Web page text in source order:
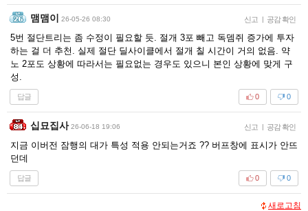
맴맴이 26-05-26 08:30 신고 | 공감 확인
5번 절단트리는 좀 수정이 필요할 듯. 절개 3포 빼고 독뎀쥐 증가에 투자
하는 걸 더 추천. 실제 절단 딜사이클에서 절개 칠 시간이 거의 없음. 약
노 2포도 상황에 따라서는 필요없는 경우도 있으니 본인 상황에 맞게 구
성.
답글 0
0
십묘집사 26-06-18 19:06 신고 | 공감 확인
지금 이버전 잠행의 대가 특성 적용 안되는거죠 ?? 버프창에 표시가 안뜨
던데
답글 0
0
새로고침